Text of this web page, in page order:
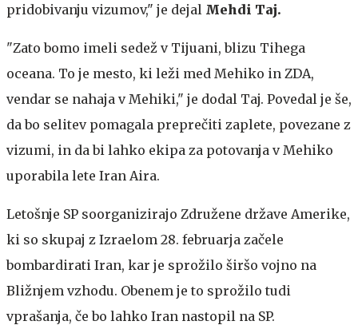
pridobivanju vizumov," je dejal Mehdi Taj.
"Zato bomo imeli sedež v Tijuani, blizu Tihega
oceana. To je mesto, ki leži med Mehiko in ZDA,
vendar se nahaja v Mehiki," je dodal Taj. Povedal je še,
da bo selitev pomagala preprečiti zaplete, povezane z
vizumi, in da bi lahko ekipa za potovanja v Mehiko
uporabila lete Iran Aira.
Letošnje SP soorganizirajo Združene države Amerike,
ki so skupaj z Izraelom 28. februarja začele
bombardirati Iran, kar je sprožilo širšo vojno na
Bližnjem vzhodu. Obenem je to sprožilo tudi
vprašanja, če bo lahko Iran nastopil na SP.